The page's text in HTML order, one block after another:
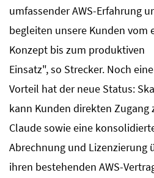
umfassender AWS-Erfahrung
begleiten unsere Kunden vom
Konzept bis zum produktiven
Einsatz", so Strecker. Noch
Vorteil hat der neue Status:
kann Kunden direkten Zugang
Claude sowie eine
Abrechnung und Lizenzierung
ihren bestehenden AWS-